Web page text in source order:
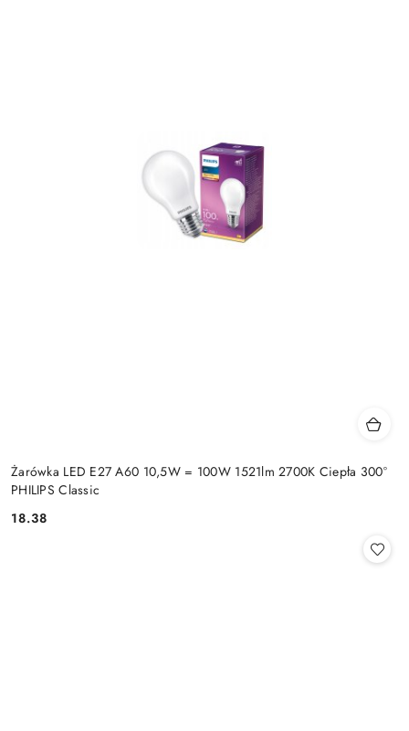
Żarówka LED E27 A60 10,5W = 100W 1521lm 2700K Ciepła 300°
PHILIPS Classic
Cena:
18.38